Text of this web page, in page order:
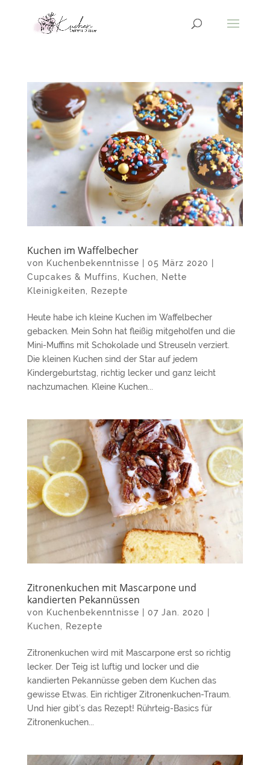
Kuchen im Waffelbecher
von Kuchenbekenntnisse 05 März 2020
Cupcakes & Muffins
Kuchen
Nette
Kleinigkeiten
Rezepte
Heute habe ich kleine Kuchen im Waffelbecher
gebacken. Mein Sohn hat fleißig mitgeholfen und die
Mini-Muffins mit Schokolade und Streuseln verziert.
Die kleinen Kuchen sind der Star auf jedem
Kindergeburtstag, richtig lecker und ganz leicht
nachzumachen. Kleine Kuchen...
Zitronenkuchen mit Mascarpone und
kandierten Pekannüssen
von Kuchenbekenntnisse 07 Jan. 2020
Kuchen
Rezepte
Zitronenkuchen wird mit Mascarpone erst so richtig
lecker. Der Teig ist luftig und locker und die
kandierten Pekannüsse geben dem Kuchen das
gewisse Etwas. Ein richtiger Zitronenkuchen-Traum.
Und hier gibt’s das Rezept! Rührteig-Basics für
Zitronenkuchen...